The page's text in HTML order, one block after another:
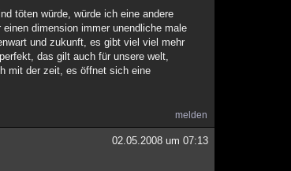
töten würde, würde ich eine andere
dimension immer unendliche male
und zukunft, es gibt viel viel mehr
das gilt auch für unsere welt,
mit der zeit, es öffnet sich eine
melden
02.05.2008 um 07:13